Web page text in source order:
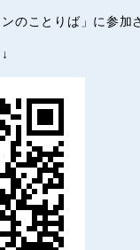
のことりば」に参加